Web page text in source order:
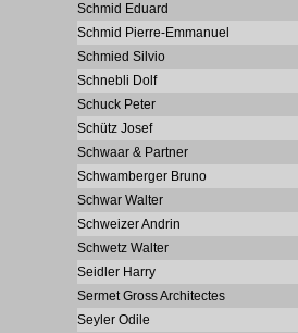
Schmid Eduard
Schmid Pierre-Emmanuel
Schmied Silvio
Schnebli Dolf
Schuck Peter
Schütz Josef
Schwaar & Partner
Schwamberger Bruno
Schwar Walter
Schweizer Andrin
Schwetz Walter
Seidler Harry
Sermet Gross Architectes
Seyler Odile